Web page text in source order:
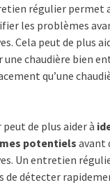
régulier permet
les problèmes
Cela peut de plus
une chaudière bien
qu’une
de plus aider à
potentiels avant
Un entretien
de détecter